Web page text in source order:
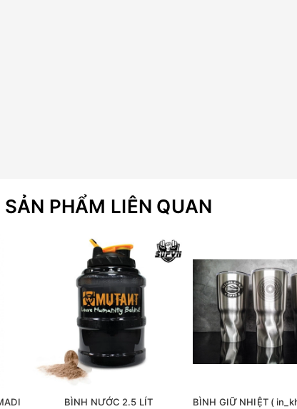
SẢN PHẨM LIÊN QUAN
BÌNH NƯỚC 2.5 LÍT